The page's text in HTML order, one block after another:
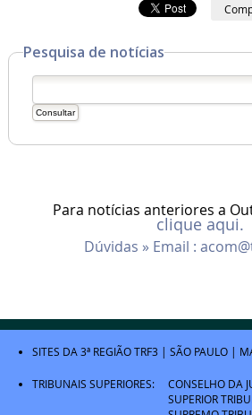
Pesquisa de notícias
Para notícias anteriores a
clique aqui.
Dúvidas » Email :
SITES DA 3ª REGIÃOTRF3 | SÃO PAULO |
TRIBUNAIS SUPERIORES:
CONSELHO DA
SUPERIOR